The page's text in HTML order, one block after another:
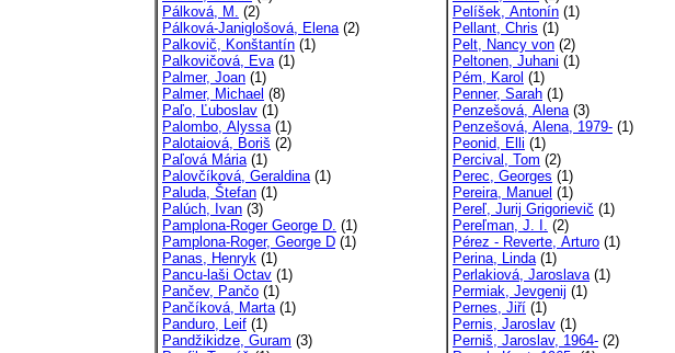
Pálková, M. (2)
Pálková-Janiglošová, Elena(2)
Palkovič, Konštantín (1)
Palkovičová, Eva(1)
Palmer, Joan (1)
Palmer, Michael (8)
Paľo, Ľuboslav (1)
Palombo, Alyssa(1)
Palotaiová, Boriš (2)
Paľová Mária(1)
Palovčíková, Geraldina(1)
Paluda, Štefan (1)
Palúch, Ivan (3)
Pamplona-Roger George D. (1)
Pamplona-Roger, George D (1)
Panas, Henryk (1)
Pancu-laši Octav (1)
Pančev, Pančo (1)
Pančíková, Marta(1)
Panduro, Leif (1)
Pandžikidze, Guram (3)
Pelíšek, Antonín (1)
Pellant, Chris (1)
Pelt, Nancy von (2)
Peltonen, Juhani (1)
Pém, Karol (1)
Penner, Sarah (1)
Penzešová, Alena(3)
Penzešová, Alena, 1979- (1)
Peonid, Elli (1)
Percival, Tom (2)
Perec, Georges (1)
Pereira, Manuel (1)
Pereľ, Jurij Grigorievič (1)
Pereľman, J. I. (2)
Pérez - Reverte, Arturo (1)
Perina, Linda(1)
Perlakiová, Jaroslava(1)
Permiak, Jevgenij (1)
Pernes, Jiří (1)
Pernis, Jaroslav (1)
Perniš, Jaroslav, 1964- (2)